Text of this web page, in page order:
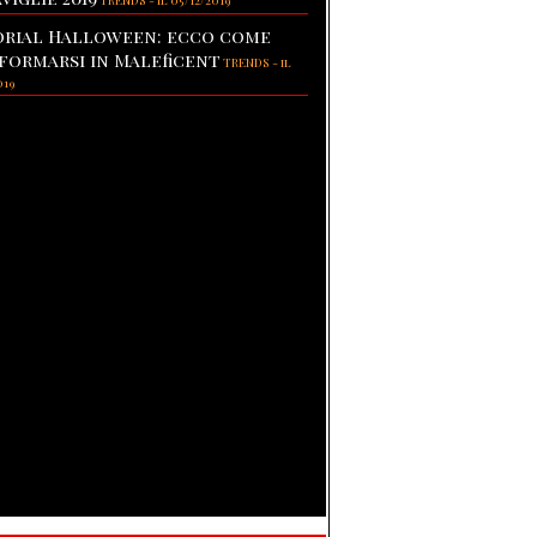
Halloween: ecco come
in Maleficent TRENDS -il